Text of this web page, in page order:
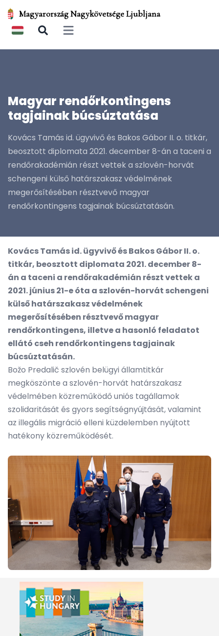
Magyarország Nagykövetsége Ljubljana
Open main menu
Magyar rendőrkontingens
tagjainak búcsúztatása
Kovács Tamás id. ügyvivő és Bakos Gábor II. o. titkár,
beosztott diplomata 2021. december 8-án a taceni a
rendőrakadémián részt vettek a szlovén-horvát
schengeni külső határszakasz védelmének
megerősítésében résztvevő magyar
rendőrkontingens tagjainak búcsúztatásán.
Kovács Tamás id. ügyvivő és Bakos Gábor II. o.
titkár, beosztott diplomata 2021. december 8-
án a taceni a rendőrakadémián részt vettek a
2021. június 21-e óta a szlovén-horvát schengeni
külső határszakasz védelmének
megerősítésében résztvevő magyar
rendőrkontingens, illetve a hasonló feladatot
ellátó cseh rendőrkontingens tagjainak
búcsúztatásán.
Božo Predalič szlovén belügyi államtitkár
megköszönte a szlovén-horvát határszakasz
védelmében közreműködő uniós tagállamok
szolidaritását és gyors segítségnyújtását, valamint
az illegális migráció elleni küzdelemben nyújtott
hatékony közreműködését.